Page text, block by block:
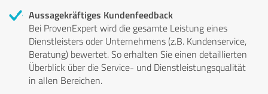
Aussagekräftiges Kundenfeedback
Bei ProvenExpert wird die gesamte Leistung eines
Dienstleisters oder Unternehmens (z.B. Kundenservice,
Beratung) bewertet. So erhalten Sie einen detaillierten
Überblick über die Service- und Dienstleistungsqualität
in allen Bereichen.